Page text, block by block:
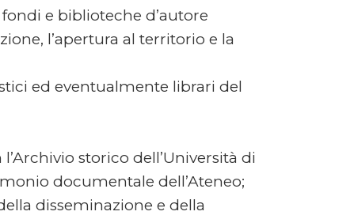
e biblioteche d’autore
l’apertura al territorio e la
ed eventualmente librari del
storico dell’Università di
documentale dell’Ateneo;
disseminazione e della